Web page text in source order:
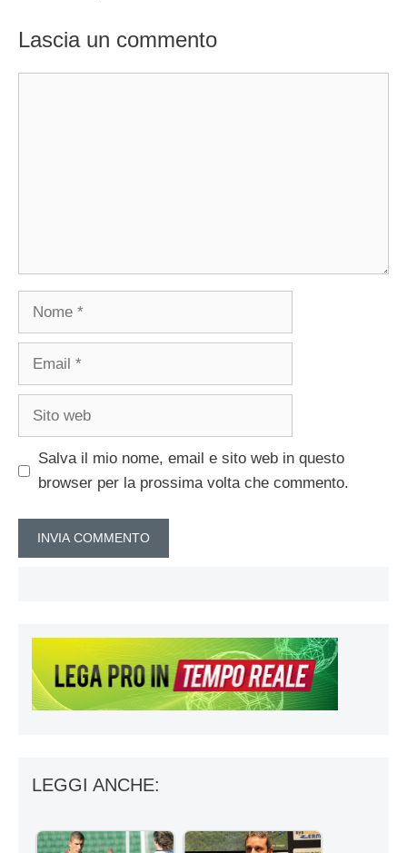
Lascia un commento
Nome
Email
Sito
Salva il mio nome, email e sito web in questo
browser per la prossima volta che commento.
LEGGI ANCHE: